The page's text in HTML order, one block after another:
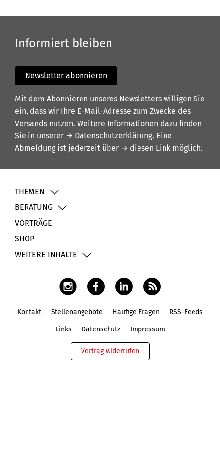
Informiert bleiben
Newsletter abonnieren
Mit dem Abonnieren unseres Newsletters willigen Sie
ein, dass wir Ihre E-Mail-Adresse zum Zwecke des
Versands nutzen. Weitere Informationen dazu finden
Sie in unserer → Datenschutzerklärung. Eine
Abmeldung ist jederzeit über → diesen Link möglich.
THEMEN
BERATUNG
VORTRÄGE
SHOP
WEITERE INHALTE
Kontakt Stellenangebote Häufige Fragen RSS-Feeds
Links Datenschutz Impressum
Vertrag widerrufen